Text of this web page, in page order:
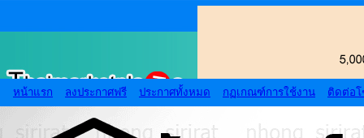
หน้าแรก ลงประกาศฟรี ประกาศทั้งหมด กฏเกณฑ์การใช้งาน ติดต่อ